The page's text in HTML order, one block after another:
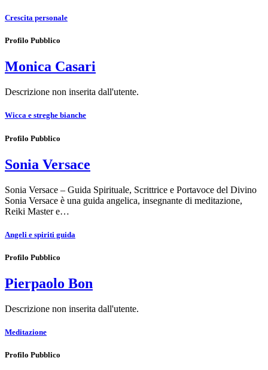
Crescita personale
Profilo Pubblico
Monica Casari
Descrizione non inserita dall'utente.
Wicca e streghe bianche
Profilo Pubblico
Sonia Versace
Sonia Versace – Guida Spirituale, Scrittrice e Portavoce del Divino
Sonia Versace è una guida angelica, insegnante di meditazione,
Reiki Master e…
Angeli e spiriti guida
Profilo Pubblico
Pierpaolo Bon
Descrizione non inserita dall'utente.
Meditazione
Profilo Pubblico